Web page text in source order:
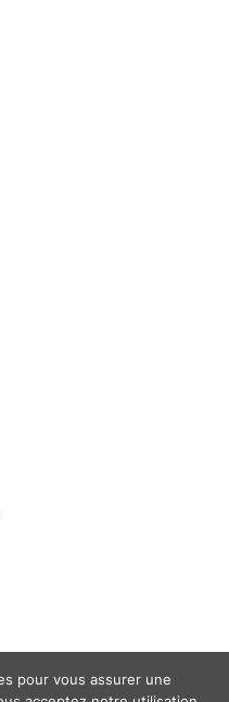
pour vous assurer une